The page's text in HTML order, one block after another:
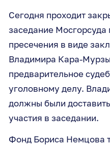
Сегодня проходит
заседание
пресечения в виде
Владимира Кара-
предварительное
уголовному делу.
должны были
участия в заседании.
Фонд Бориса Немцова